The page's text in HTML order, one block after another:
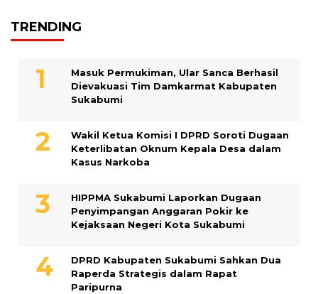
TRENDING
Masuk Permukiman, Ular Sanca Berhasil
Dievakuasi Tim Damkarmat Kabupaten
Sukabumi
Wakil Ketua Komisi I DPRD Soroti Dugaan
Keterlibatan Oknum Kepala Desa dalam
Kasus Narkoba
HIPPMA Sukabumi Laporkan Dugaan
Penyimpangan Anggaran Pokir ke
Kejaksaan Negeri Kota Sukabumi
DPRD Kabupaten Sukabumi Sahkan Dua
Raperda Strategis dalam Rapat
Paripurna